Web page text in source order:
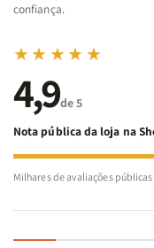
confiança.
★★★★★
4,9de 5
Nota pública da loja na
Milhares de avaliações